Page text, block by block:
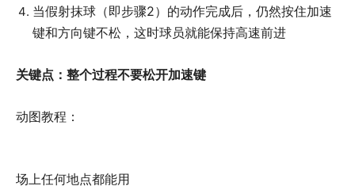
当假射抹球（即步骤2）的动作完成后，仍然按住加速
键和方向键不松，这时球员就能保持高速前进
关键点：整个过程不要松开加速键
动图教程：
场上任何地点都能用